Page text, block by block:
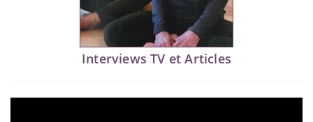
Interviews TV et Articles